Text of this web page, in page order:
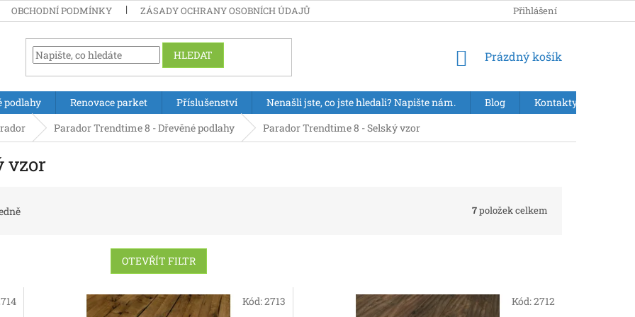
OBCHODNÍ PODMÍNKY ZÁSADY OCHRANY OSOBNÍCH ÚDAJŮ Přihlášení
HLEDAT
NÁKUPNÍ
Prázdný košík
podlahy Renovace parket Příslušenství Nenašli jste, co jste hledali? Napište nám. Blog Kontakty
Parador Trendtime 8 - Dřevěné podlahy Parador Trendtime 8 - Selský vzor
vzor
7položek celkem
OTEVŘÍT FILTR
Kód:2713 Kód:2712